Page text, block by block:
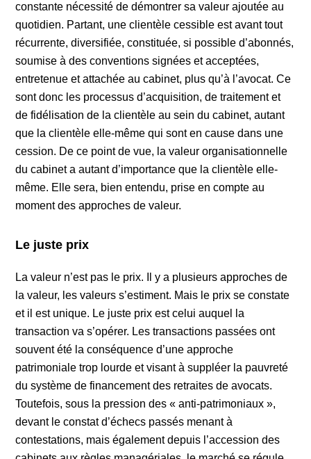
constante nécessité de démontrer sa valeur ajoutée au
quotidien. Partant, une clientèle cessible est avant tout
récurrente, diversifiée, constituée, si possible d’abonnés,
soumise à des conventions signées et acceptées,
entretenue et attachée au cabinet, plus qu’à l’avocat. Ce
sont donc les processus d’acquisition, de traitement et
de fidélisation de la clientèle au sein du cabinet, autant
que la clientèle elle-même qui sont en cause dans une
cession. De ce point de vue, la valeur organisationnelle
du cabinet a autant d’importance que la clientèle elle-
même. Elle sera, bien entendu, prise en compte au
moment des approches de valeur.
Le juste prix
La valeur n’est pas le prix. Il y a plusieurs approches de
la valeur, les valeurs s’estiment. Mais le prix se constate
et il est unique. Le juste prix est celui auquel la
transaction va s’opérer. Les transactions passées ont
souvent été la conséquence d’une approche
patrimoniale trop lourde et visant à suppléer la pauvreté
du système de financement des retraites de avocats.
Toutefois, sous la pression des « anti-patrimoniaux »,
devant le constat d’échecs passés menant à
contestations, mais également depuis l’accession des